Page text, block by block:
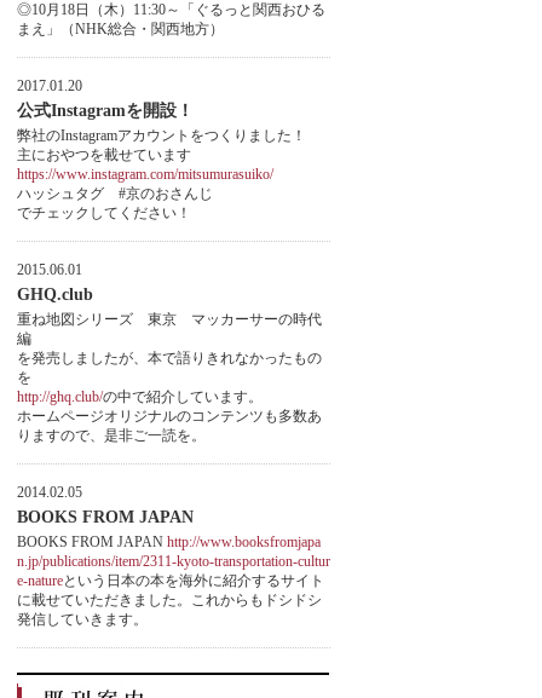
◎10月18日（木）11:30～「ぐるっと関西おひる
まえ」（NHK総合・関西地方）
2017.01.20
公式Instagramを開設！
弊社のInstagramアカウントをつくりました！
主におやつを載せています
https://www.instagram.com/mitsumurasuiko/
ハッシュタグ #京のおさんじ
でチェックしてください！
2015.06.01
GHQ.club
重ね地図シリーズ 東京 マッカーサーの時代
編
を発売しましたが、本で語りきれなかったもの
を
http://ghq.club/の中で紹介しています。
ホームページオリジナルのコンテンツも多数あ
りますので、是非ご一読を。
2014.02.05
BOOKS FROM JAPAN
BOOKS FROM JAPAN http://www.booksfromjapa
n.jp/publications/item/2311-kyoto-transportation-cultur
e-natureという日本の本を海外に紹介するサイト
に載せていただきました。これからもドシドシ
発信していきます。